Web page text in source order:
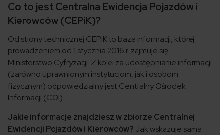
Co to jest Centralna Ewidencja Pojazdów i
Kierowców (CEPiK)?
Od strony technicznej CEPiK to baza informacji, której
prowadzeniem od 1 stycznia 2016 r. zajmuje się
Ministerstwo Cyfryzacji. Z kolei za udostępnianie informacji
(zarówno uprawnionym instytucjom, jak i osobom
fizycznym) odpowiedzialny jest Centralny Ośrodek
Informacji (COI).
Jakie informacje znajdziesz w zbiorze Centralnej
Ewidencji Pojazdów i Kierowców? Jak wskazuje sama